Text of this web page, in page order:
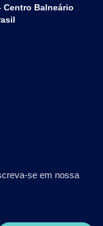
Centro Balneário
se em nossa